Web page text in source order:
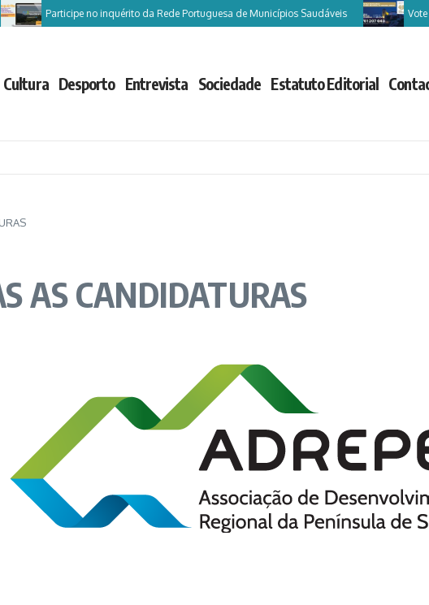
Participe no inquérito da Rede Portuguesa de Municípios Saudáveis Vote
Cultura Desporto Entrevista Sociedade Estatuto Editorial
AS CANDIDATURAS